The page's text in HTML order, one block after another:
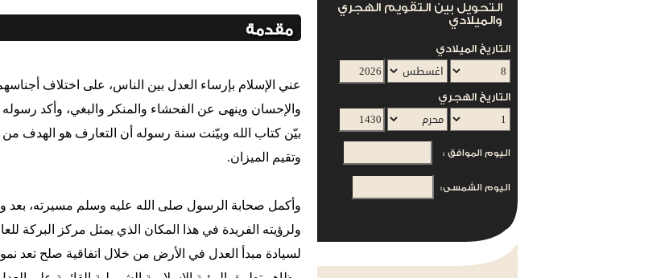
التحويل بين التقويم الهجري
والميلادي
التاريخ الميلادي
التاريخ الهجري
اليوم الموافق :
اليوم الشمسى:
مقدمة
عني الإسلام بإرساء العدل بين الناس، على اختلاف
والإحسان وينهى عن الفحشاء والمنكر والبغي، وأكد
بيّن كتاب الله وبيّنت سنة رسوله أن التعارف هو الهدف من
وتقيم الميزان.
ولرؤيته الفريدة في هذا المكان الذي يمثل مركز البركة
لسيادة مبدأ العدل في الأرض من خلال اتفاقية صلح تعد